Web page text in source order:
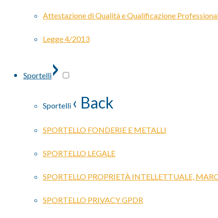
Attestazione di Qualità e Qualificazione
Legge 4/2013
Sportelli›
Sportelli ‹ Back
SPORTELLO FONDERIE E METALLI
SPORTELLO LEGALE
SPORTELLO PROPRIETÀ INTELLETTUALE,
SPORTELLO PRIVACY GPDR